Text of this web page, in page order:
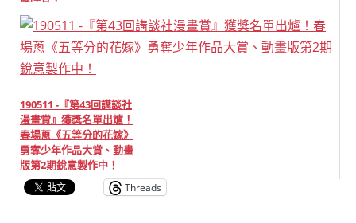
190511 -『第43回講談社
漫畫賞』獲獎名單出爐！
春場蔥《五等分的花嫁》
勇奪少年作品大賞、動畫
版第2期銳意製作中！
Threads